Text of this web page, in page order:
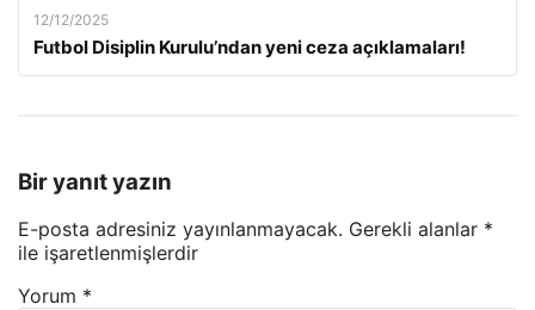
12/12/2025
Futbol Disiplin Kurulu’ndan yeni ceza açıklamaları!
Bir yanıt yazın
E-posta adresiniz yayınlanmayacak. Gerekli alanlar *
ile işaretlenmişlerdir
Yorum *